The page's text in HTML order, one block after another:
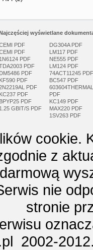
wyświetlane
PDF
PDF
1N6124 PDF
PDF
DM5486 PDF
KF590 PDF
PDF
KC237 PDF
BPYP25 PDF
1.25 GBIT/S PDF
DG304A PDF
LM117 PDF
NE555 PDF
LM124 PDF
74ACT11245 PDF
BC547 PDF
603604THERMAL
PDF
KC149 PDF
MAX220 PDF
1SV263 PDF
cookie.
z
nie
stronie
2002-